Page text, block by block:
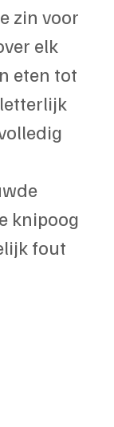
zin voor
elk
eten tot
knipoog
fout